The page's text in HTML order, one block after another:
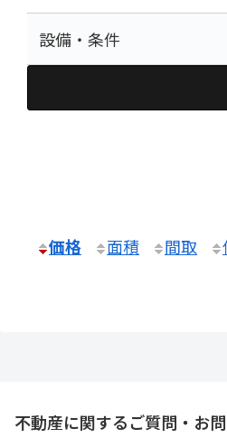
設備・条件
価格 面積 間取
不動産に関するご質問・お